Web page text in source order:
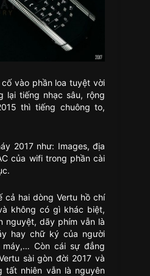
vào phần loa tuyệt vời
lại tiếng nhạc sâu, rộng
thì tiếng chuông to,
2017 như: Images, địa
của wifi trong phần cài
cả hai dòng Vertu hồ chí
không có gì khác biệt,
nguyệt, dãy phím vẫn là
hay chữ ký của người
Còn cái sự đẳng
sài gòn đời 2017 và
tất nhiên vẫn là nguyên